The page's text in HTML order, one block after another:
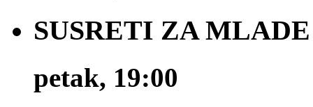
SUSRETI ZA MLADE
petak, 19:00